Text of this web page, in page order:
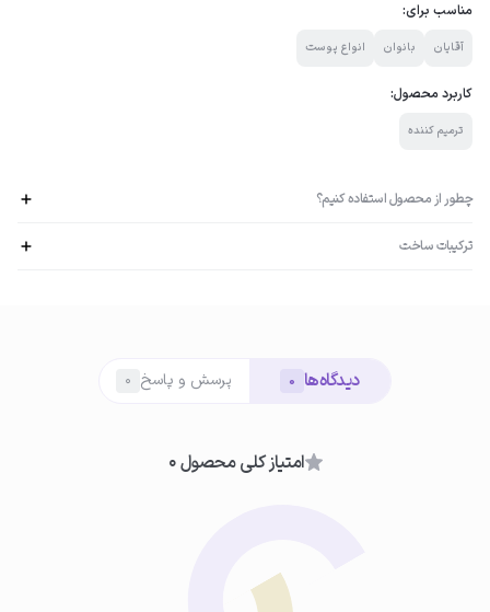
مناسب برای:
آقایان بانوان انواع پوست
کاربرد محصول:
ترمیم کننده
چطور از محصول استفاده کنیم؟
لب‌های خود را تمیز و خشک کنید تا جذب محصول بهتر انجام شود.
ترکیبات ساخت
دیدگاه‌ها 0 پرسش و پاسخ 0
امتیاز کلی محصول 0